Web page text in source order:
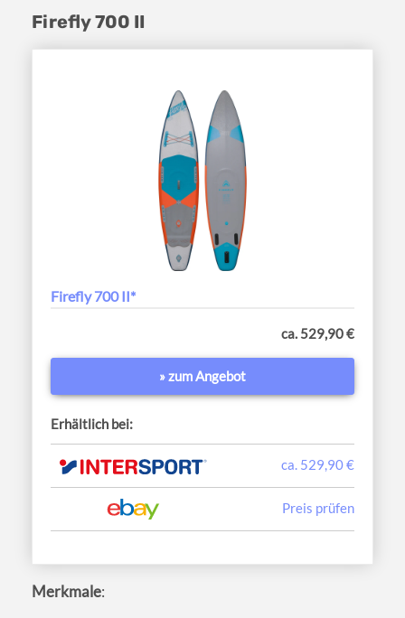
Firefly 700 II
Firefly 700 II*
ca. 529,90 €
» zum Angebot
Erhältlich bei:
ca. 529,90 €
Preis prüfen
Merkmale: